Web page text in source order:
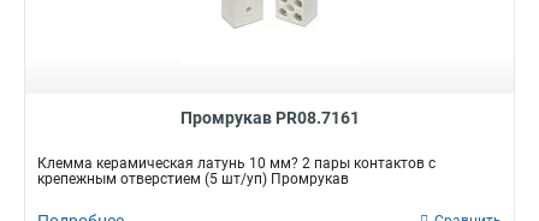
Промрукав PR08.7161
Клемма керамическая латунь 10 мм? 2 пары контактов с
крепежным отверстием (5 шт/уп) Промрукав